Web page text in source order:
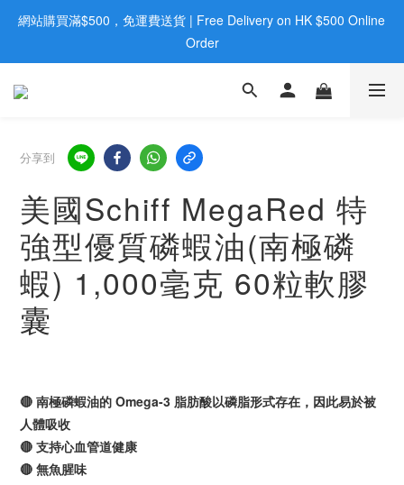
歡迎親臨旺角店購買：旺角弼街20號12樓B  |  RealDeal 保健品 |
WhatsApp 9560 0709
網站購買滿$500，免運費送貨 | Free Delivery on HK $500 Online
Order
歡迎親臨旺角店購買：旺角弼街20號12樓B  |  RealDeal 保健品 |
分享到
美國Schiff MegaRed 特
強型優質磷蝦油(南極磷
蝦) 1,000毫克 60粒軟膠
囊
🔴 南極磷蝦油的 Omega-3 脂肪酸以磷脂形式存在，因此易於被
人體吸收
🔴 支持心血管道健康
🔴 無魚腥味